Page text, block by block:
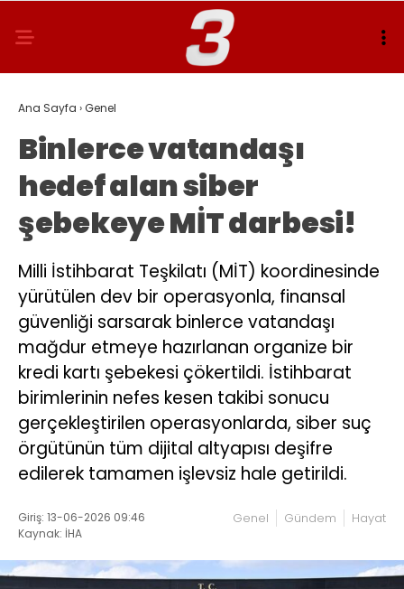
Ana Sayfa ›Genel
Binlerce vatandaşı
hedef alan siber
şebekeye MİT darbesi!
Milli İstihbarat Teşkilatı (MİT) koordinesinde
yürütülen dev bir operasyonla, finansal
güvenliği sarsarak binlerce vatandaşı
mağdur etmeye hazırlanan organize bir
kredi kartı şebekesi çökertildi. İstihbarat
birimlerinin nefes kesen takibi sonucu
gerçekleştirilen operasyonlarda, siber suç
örgütünün tüm dijital altyapısı deşifre
edilerek tamamen işlevsiz hale getirildi.
Giriş: 13-06-2026 09:46
Kaynak: İHA
Genel Gündem Hayat